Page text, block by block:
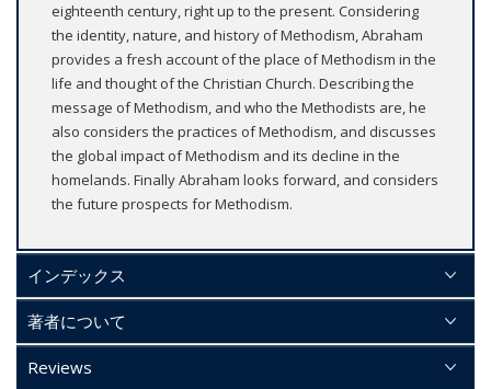
eighteenth century, right up to the present. Considering
the identity, nature, and history of Methodism, Abraham
provides a fresh account of the place of Methodism in the
life and thought of the Christian Church. Describing the
message of Methodism, and who the Methodists are, he
also considers the practices of Methodism, and discusses
the global impact of Methodism and its decline in the
homelands. Finally Abraham looks forward, and considers
the future prospects for Methodism.
インデックス
著者について
Reviews